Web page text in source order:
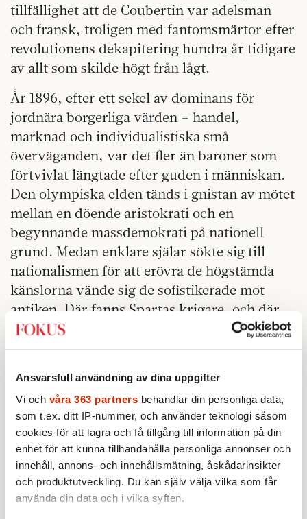
Ansvarsfull användning av dina uppgifter
Vi och våra 363 partners behandlar din personliga data,
som t.ex. ditt IP-nummer, och använder teknologi såsom
cookies för att lagra och få tillgång till information på din
enhet för att kunna tillhandahålla personliga annonser och
innehåll, annons- och innehållsmätning, åskådarinsikter
och produktutveckling. Du kan själv välja vilka som får
använda din data och i vilka syften.
tillfällighet att de Coubertin var adelsman
och fransk, troligen med fantomsmärtor efter
revolutionens dekapitering hundra år tidigare
av allt som skilde högt från lågt.
År 1896, efter ett sekel av dominans för
jordnära borgerliga värden – handel,
marknad och individualistiska små
överväganden, var det fler än baroner som
förtvivlat längtade efter guden i människan.
Den olympiska elden tänds i gnistan av mötet
mellan en döende aristokrati och en
begynnande massdemokrati på nationell
grund. Medan enklare själar sökte sig till
nationalismen för att erövra de högstämda
känslorna vände sig de sofistikerade mot
antiken. Där fanns Spartas krigare, och där
fanns Zeus och Apollon, med vars hjälp man
kunde höja sig över de inrökta rummen fyllda
transaktioner och smarta deals.
IDROTTEN BLEV HÄRett medel. Dess praktik
må fallera, men det går inte att säga annat än
att dess rena idé finns bortom köp och sälj
och slug beräkning. Ifall vi håller OS högt är
det för att vi förnimmer att det handlar om